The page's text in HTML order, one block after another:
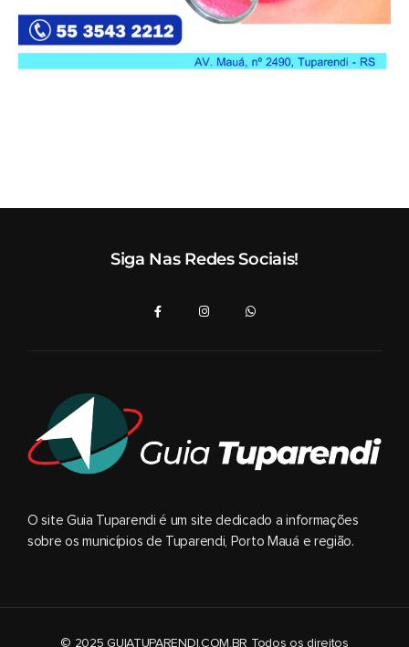
Siga Nas Redes Sociais!
O site Guia Tuparendi é um site dedicado a informações
sobre os municípios de Tuparendi, Porto Mauá e região.
© 2025 GUIATUPARENDI.COM.BR Todos os direitos